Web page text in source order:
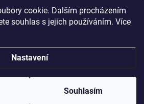
cookie. Dalším procházením
souhlas s jejich používáním. Více
Nastavení
Souhlasím
Vytvořil Shoptet
Podolka. Všechna práva vyhrazena.Upravit